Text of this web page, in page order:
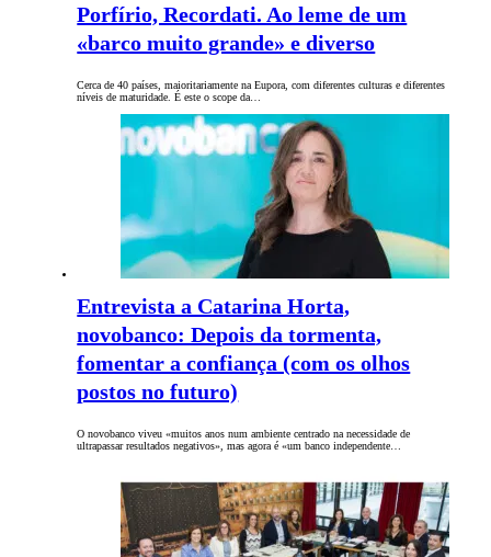
Porfírio, Recordati. Ao leme de um
«barco muito grande» e diverso
Cerca de 40 países, maioritariamente na Eupora, com diferentes culturas e diferentes
níveis de maturidade. É este o scope da…
Entrevista a Catarina Horta,
novobanco: Depois da tormenta,
fomentar a confiança (com os olhos
postos no futuro)
O novobanco viveu «muitos anos num ambiente centrado na necessidade de
ultrapassar resultados negativos», mas agora é «um banco independente…